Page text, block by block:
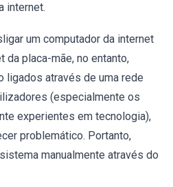
internet.
um computador da internet
da placa-mãe, no entanto,
através de uma rede
(especialmente os
experientes em tecnologia),
problemático. Portanto,
manualmente através do